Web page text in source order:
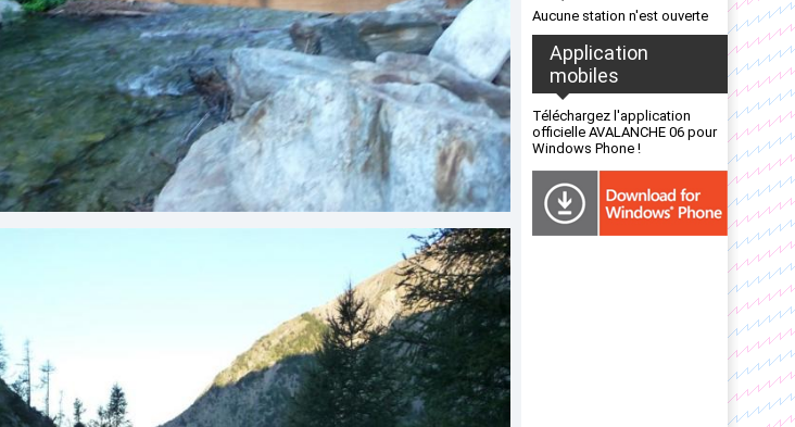
Aucune station n'est ouverte
Application
mobiles
Téléchargez l'application
officielle AVALANCHE 06 pour
Windows Phone !